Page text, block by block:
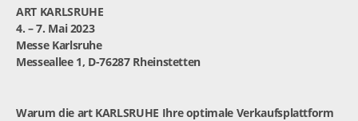
ART KARLSRUHE
4. – 7. Mai 2023
Messe Karlsruhe
Messeallee 1, D-76287 Rheinstetten
Warum die art KARLSRUHE Ihre optimale Verkaufsplattform